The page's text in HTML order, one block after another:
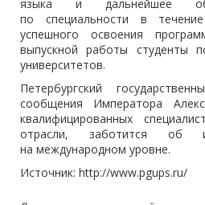
языка и дальнейшее
по специальности в
успешного освоения
выпускной работы студенты
университетов.
Петербургский
сообщения Императора
квалифицированных
отрасли, заботится об
на международном уровне.
Источник: http://www.pgups.ru/